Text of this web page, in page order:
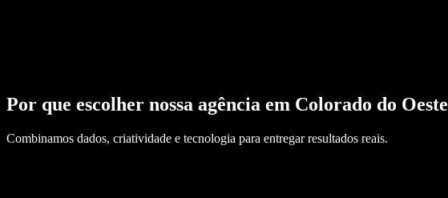
Por que escolher nossa agência em Colorado do Oeste
Combinamos dados, criatividade e tecnologia para entregar resultados reais.